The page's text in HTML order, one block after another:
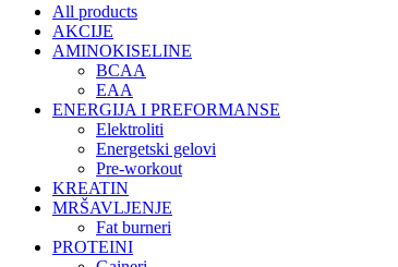
All products
AKCIJE
AMINOKISELINE
BCAA
EAA
ENERGIJA I PREFORMANSE
Elektroliti
Energetski gelovi
Pre-workout
KREATIN
MRŠAVLJENJE
Fat burneri
PROTEINI